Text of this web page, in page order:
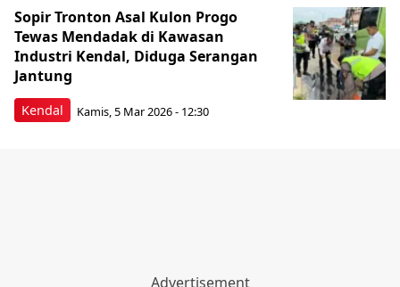
Kendal
Sopir Tronton Asal Kulon Progo
Tewas Mendadak di Kawasan
Industri Kendal, Diduga Serangan
Jantung
Kamis, 5 Mar 2026 - 12:30